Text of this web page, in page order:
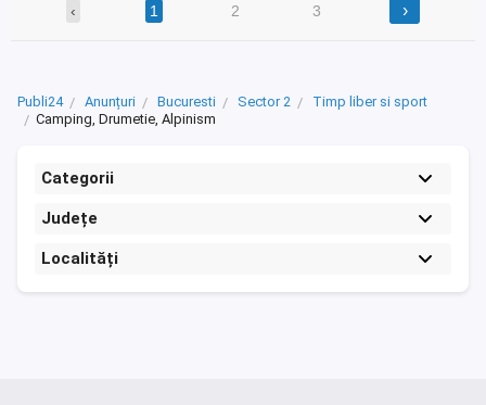
‹ 1 2 3 ›
Publi24 Anunțuri Bucuresti Sector 2
Timp liber si sport
Camping, Drumetie, Alpinism
Categorii
Județe
Localități